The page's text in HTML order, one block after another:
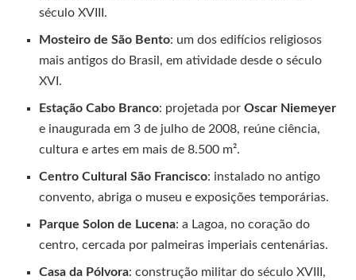
século XVIII.
Mosteiro de São Bento: um dos edifícios religiosos
mais antigos do Brasil, em atividade desde o século
XVI.
Estação Cabo Branco: projetada porOscar Niemeyer
e inaugurada em 3 de julho de 2008, reúne ciência,
cultura e artes em mais de 8.500 m².
Centro Cultural São Francisco: instalado no antigo
convento, abriga o museu e exposições temporárias.
Parque Solon de Lucena: a Lagoa, no coração do
centro, cercada por palmeiras imperiais centenárias.
Casa da Pólvora: construção militar do século XVIII,